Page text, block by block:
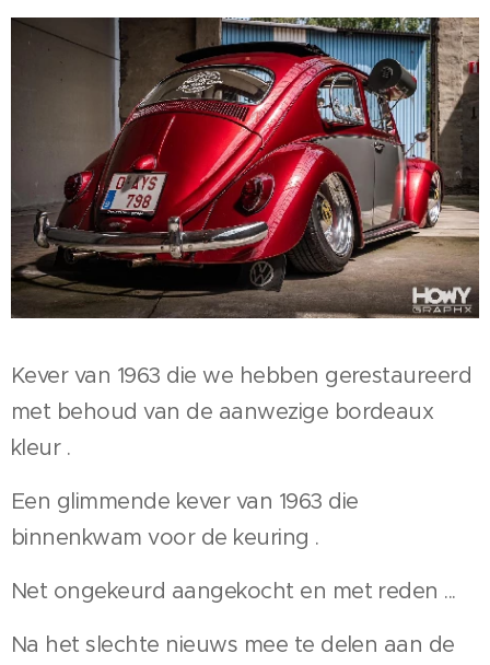
Kever van 1963 die we hebben gerestaureerd
met behoud van de aanwezige bordeaux
kleur .
Een glimmende kever van 1963 die
binnenkwam voor de keuring .
Net ongekeurd aangekocht en met reden ...
Na het slechte nieuws mee te delen aan de